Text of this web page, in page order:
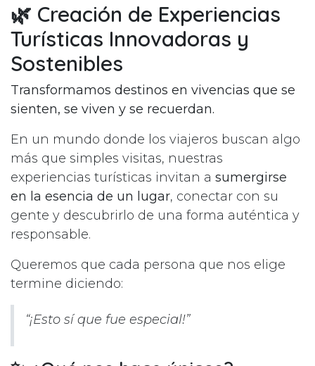
🌿 Creación de Experiencias
Turísticas Innovadoras y
Sostenibles
Transformamos destinos en vivencias que se
sienten, se viven y se recuerdan.
En un mundo donde los viajeros buscan algo
más que simples visitas, nuestras
experiencias turísticas invitan a sumergirse
en la esencia de un lugar, conectar con su
gente y descubrirlo de una forma auténtica y
responsable.
Queremos que cada persona que nos elige
termine diciendo:
“¡Esto sí que fue especial!”